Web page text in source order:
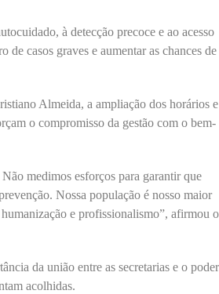
à detecção precoce e ao acesso
de casos graves e aumentar as chances de
Almeida, a ampliação dos horários e
o compromisso da gestão com o bem-
medimos esforços para garantir que
Nossa população é nosso maior
e profissionalismo”, afirmou o
da união entre as secretarias e o poder
acolhidas.